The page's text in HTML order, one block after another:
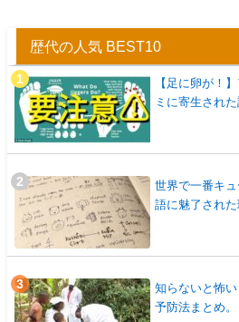
歴代の人気 BEST10
【足に卵が！
ミに寄生された
世界で一番キ
語に魅了された
知らないと怖い
予防法まとめ。